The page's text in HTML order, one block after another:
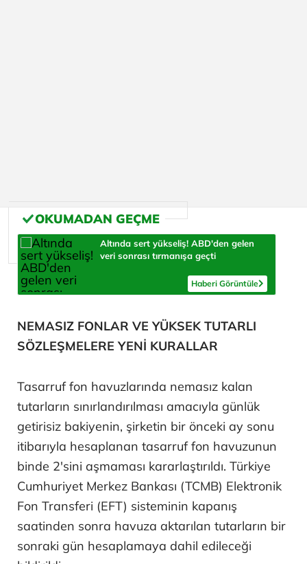
Altında sert yükseliş! ABD'den gelen
veri sonrası tırmanışa geçti
Haberi Görüntüle
NEMASIZ FONLAR VE YÜKSEK TUTARLI
SÖZLEŞMELERE YENİ KURALLAR
Tasarruf fon havuzlarında nemasız kalan
tutarların sınırlandırılması amacıyla günlük
getirisiz bakiyenin, şirketin bir önceki ay sonu
itibarıyla hesaplanan tasarruf fon havuzunun
binde 2'sini aşmaması kararlaştırıldı. Türkiye
Cumhuriyet Merkez Bankası (TCMB) Elektronik
Fon Transferi (EFT) sisteminin kapanış
saatinden sonra havuza aktarılan tutarların bir
sonraki gün hesaplamaya dahil edileceği